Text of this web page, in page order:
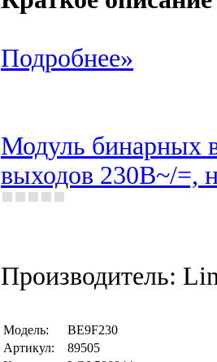
Подробнее»
Модуль бинарных
выходов 230В~/=,
Производитель:
Модель:
BE9F230
Артикул:
89505